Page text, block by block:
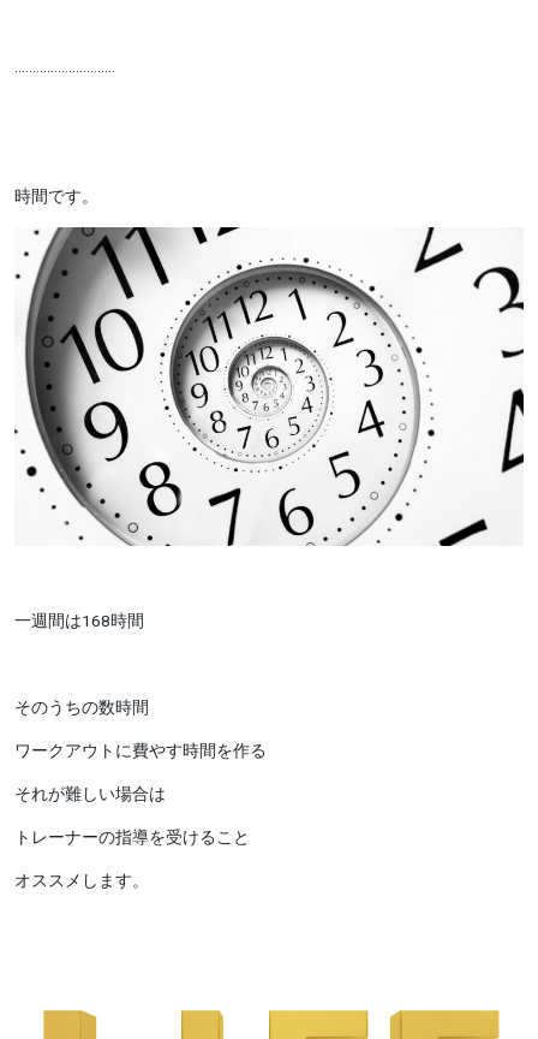
時間です。
一週間は168時間
そのうちの数時間
ワークアウトに費やす時間を作る
それが難しい場合は
トレーナーの指導を受けること
オススメします。